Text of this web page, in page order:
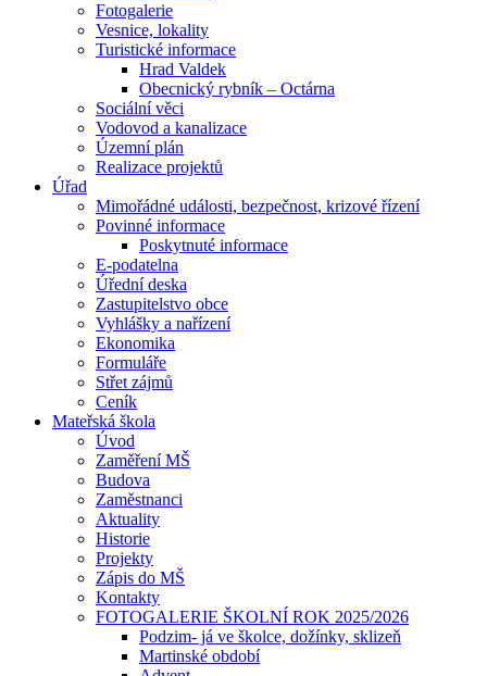
Fotogalerie
Vesnice, lokality
Turistické informace
Hrad Valdek
Obecnický rybník – Octárna
Sociální věci
Vodovod a kanalizace
Územní plán
Realizace projektů
Úřad
Mimořádné události, bezpečnost, krizové řízení
Povinné informace
Poskytnuté informace
E-podatelna
Úřední deska
Zastupitelstvo obce
Vyhlášky a nařízení
Ekonomika
Formuláře
Střet zájmů
Ceník
Mateřská škola
Úvod
Zaměření MŠ
Budova
Zaměstnanci
Aktuality
Historie
Projekty
Zápis do MŠ
Kontakty
FOTOGALERIE ŠKOLNÍ ROK 2025/2026
Podzim- já ve školce, dožínky, sklizeň
Martinské období